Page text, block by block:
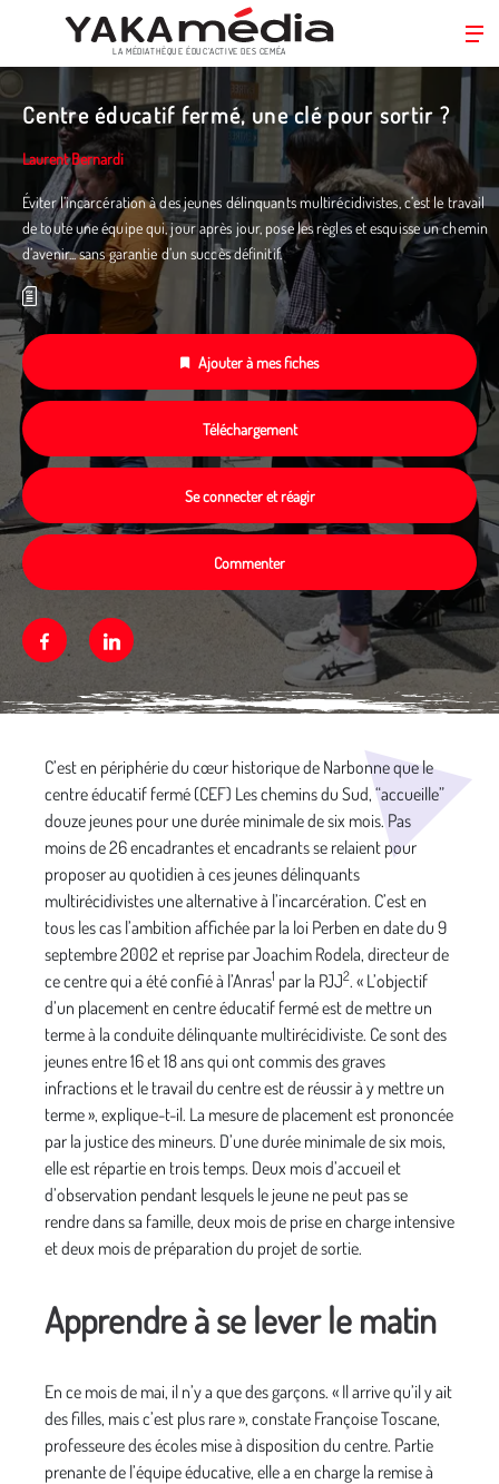
Aller
principal
LA MÉDIATHÈQUE ÉDUC’ACTIVE DES CEMÉA
Centre éducatif fermé, une clé pour sortir ?
Laurent Bernardi
Éviter l’incarcération à des jeunes délinquants multirécidivistes, c’est le travail
de toute une équipe qui, jour après jour, pose les règles et esquisse un chemin
d’avenir... sans garantie d’un succès définitif.
Ajouter à mes fiches
Téléchargement
Se connecter et réagir
Commenter
FacebookLinkedin
C’est en périphérie du cœur historique de Narbonne que le
centre éducatif fermé (CEF) Les chemins du Sud, “accueille”
douze jeunes pour une durée minimale de six mois. Pas
moins de 26 encadrantes et encadrants se relaient pour
proposer au quotidien à ces jeunes délinquants
multirécidivistes une alternative à l’incarcération. C’est en
tous les cas l’ambition affichée par la loi Perben en date du 9
septembre 2002 et reprise par Joachim Rodela, directeur de
ce centre qui a été confié à l’Anras1 par la PJJ2. « L’objectif
d’un placement en centre éducatif fermé est de mettre un
terme à la conduite délinquante multirécidiviste. Ce sont des
jeunes entre 16 et 18 ans qui ont commis des graves
infractions et le travail du centre est de réussir à y mettre un
terme », explique-t-il. La mesure de placement est prononcée
par la justice des mineurs. D’une durée minimale de six mois,
elle est répartie en trois temps. Deux mois d’accueil et
d’observation pendant lesquels le jeune ne peut pas se
rendre dans sa famille, deux mois de prise en charge intensive
et deux mois de préparation du projet de sortie.
Apprendre à se lever le matin
En ce mois de mai, il n’y a que des garçons. « Il arrive qu’il y ait
des filles, mais c’est plus rare », constate Françoise Toscane,
professeure des écoles mise à disposition du centre. Partie
prenante de l’équipe éducative, elle a en charge la remise à